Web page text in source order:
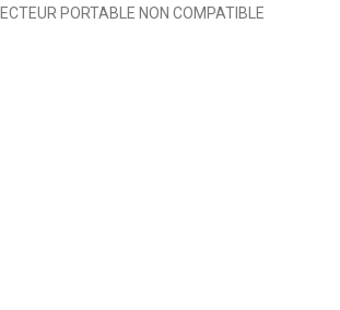
LECTEUR PORTABLE NON COMPATIBLE